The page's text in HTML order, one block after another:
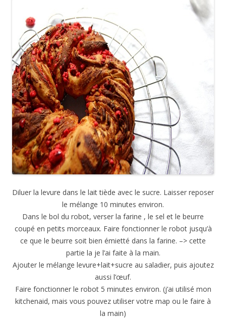
Diluer la levure dans le lait tiède avec le sucre. Laisser reposer
le mélange 10 minutes environ.
Dans le bol du robot, verser la farine , le sel et le beurre
coupé en petits morceaux. Faire fonctionner le robot jusqu’à
ce que le beurre soit bien émietté dans la farine. –> cette
partie la je l’ai faite à la main.
Ajouter le mélange levure+lait+sucre au saladier, puis ajoutez
aussi l’œuf.
Faire fonctionner le robot 5 minutes environ. (j’ai utilisé mon
kitchenaid, mais vous pouvez utiliser votre map ou le faire à
la main)